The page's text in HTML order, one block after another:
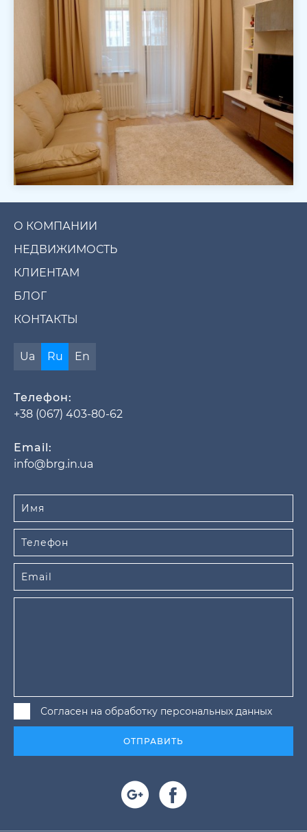
О КОМПАНИИ
НЕДВИЖИМОСТЬ
КЛИЕНТАМ
БЛОГ
КОНТАКТЫ
Ua Ru En
Телефон:
+38 (067) 403-80-62
Email:
info@brg.in.ua
Согласен на обработку персональных данных
ОТПРАВИТЬ